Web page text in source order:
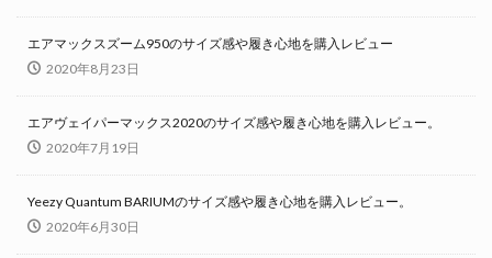
エアマックスズーム950のサイズ感や履き心地を購入レビュー
2020年8月23日
エアヴェイパーマックス2020のサイズ感や履き心地を購入レビュー。
2020年7月19日
Yeezy Quantum BARIUMのサイズ感や履き心地を購入レビュー。
2020年6月30日